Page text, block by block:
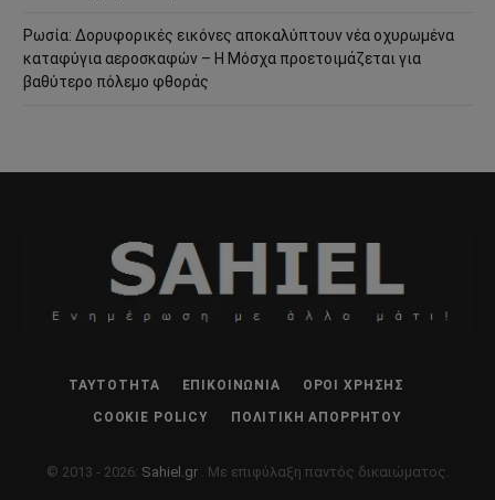
Ρωσία: Δορυφορικές εικόνες αποκαλύπτουν νέα οχυρωμένα
καταφύγια αεροσκαφών – Η Μόσχα προετοιμάζεται για
βαθύτερο πόλεμο φθοράς
ΤΑΥΤΌΤΗΤΑ ΕΠΙΚΟΙΝΩΝΊΑ ΌΡΟΙ ΧΡΉΣΗΣ
COOKIE POLICY ΠΟΛΙΤΙΚΉ ΑΠΟΡΡΉΤΟΥ
© 2013 - 2026: Sahiel.gr . Με επιφύλαξη παντός δικαιώματος.